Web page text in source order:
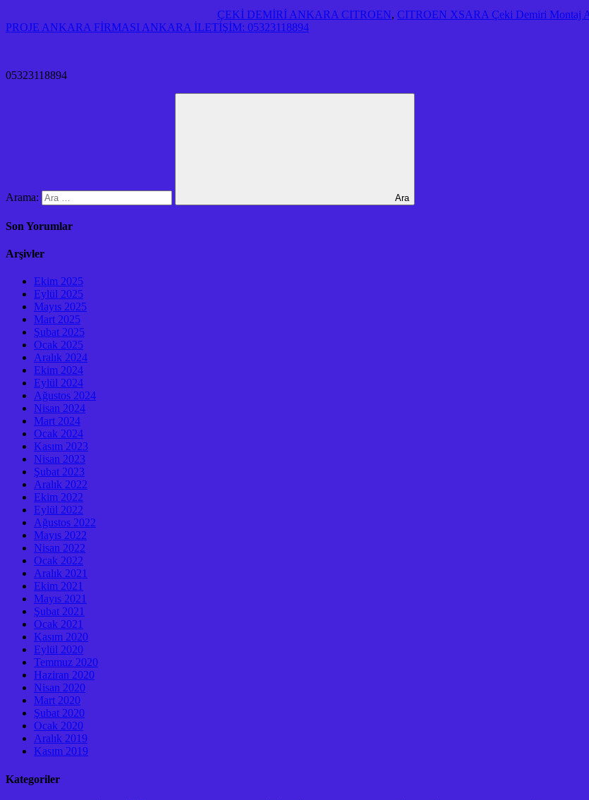
ÇEKİ DEMİRİ ANKARA CITROEN, CITROEN XSARA Çeki Demiri Montaj
PROJE ANKARA FİRMASI ANKARA İLETİŞİM: 05323118894
05323118894
Arama: Ara
Son Yorumlar
Arşivler
Ekim 2025
Eylül 2025
Mayıs 2025
Mart 2025
Şubat 2025
Ocak 2025
Aralık 2024
Ekim 2024
Eylül 2024
Ağustos 2024
Nisan 2024
Mart 2024
Ocak 2024
Kasım 2023
Nisan 2023
Şubat 2023
Aralık 2022
Ekim 2022
Eylül 2022
Ağustos 2022
Mayıs 2022
Nisan 2022
Ocak 2022
Aralık 2021
Ekim 2021
Mayıs 2021
Şubat 2021
Ocak 2021
Kasım 2020
Eylül 2020
Temmuz 2020
Haziran 2020
Nisan 2020
Mart 2020
Şubat 2020
Ocak 2020
Aralık 2019
Kasım 2019
Kategoriler